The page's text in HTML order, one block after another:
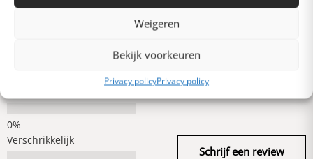
Weigeren
Bekijk voorkeuren
Privacy policyPrivacy policy
Verschrikkelijk
Schrijf een review